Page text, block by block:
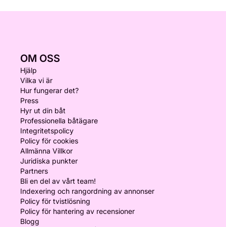
OM OSS
Hjälp
Vilka vi är
Hur fungerar det?
Press
Hyr ut din båt
Professionella båtägare
Integritetspolicy
Policy för cookies
Allmänna Villkor
Juridiska punkter
Partners
Bli en del av vårt team!
Indexering och rangordning av annonser
Policy för tvistlösning
Policy för hantering av recensioner
Blogg